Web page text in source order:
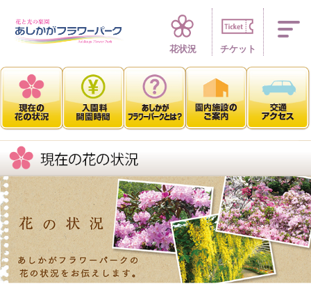
四季折々 花の
花状況 チケット